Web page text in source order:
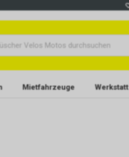
Mietfahrzeuge Werkstatt